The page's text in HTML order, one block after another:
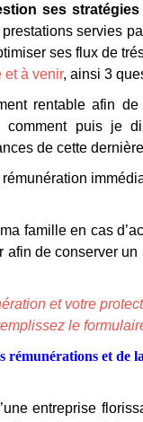
ses
servies
ses flux de
et à venir, ainsi 3
rentable afin
puis je
de cette
famille en cas
afin de conserver
et votre
le
rémunérations et de
entreprise